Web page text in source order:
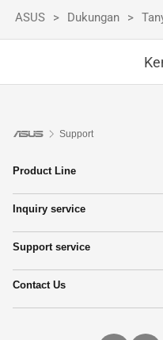
ASUS Dukungan
Support
Product Line
Gaming handhelds
Laptop
Motherboards
PC Tower
Monitors
Tampilkan semua produk
Inquiry service
Check repair status
Find Service Locations
Online RMA
Support service
ASUS Support Videos
Contact Us